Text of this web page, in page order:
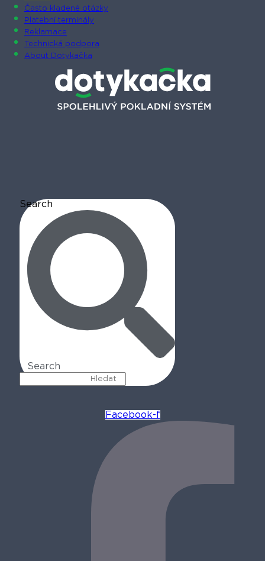
Často kladené otázky
Platební terminály
Reklamace
Technická podpora
About Dotykačka
Search
Search
Facebook-f